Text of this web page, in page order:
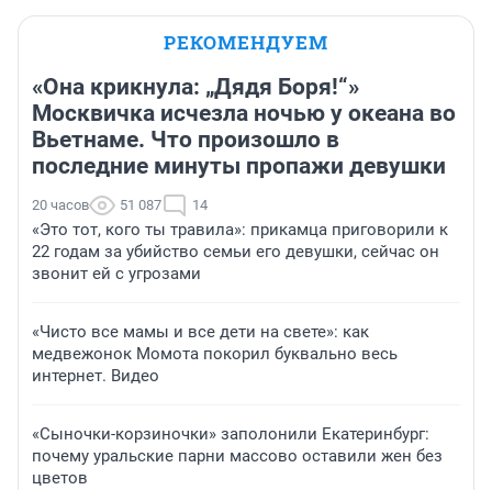
РЕКОМЕНДУЕМ
«Она крикнула: „Дядя Боря!“»
Москвичка исчезла ночью у океана во
Вьетнаме. Что произошло в
последние минуты пропажи девушки
20 часов 51 087 14
«Это тот, кого ты травила»: прикамца приговорили к
22 годам за убийство семьи его девушки, сейчас он
звонит ей с угрозами
«Чисто все мамы и все дети на свете»: как
медвежонок Момота покорил буквально весь
интернет. Видео
«Сыночки-корзиночки» заполонили Екатеринбург:
почему уральские парни массово оставили жен без
цветов